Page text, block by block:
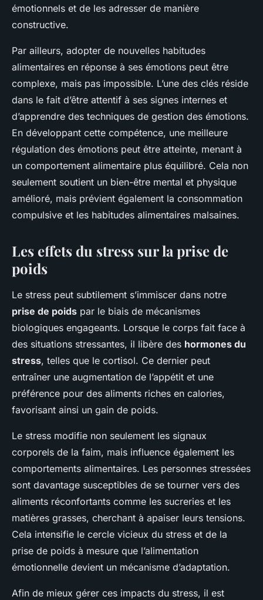
émotionnels et de les adresser de manière
constructive.
Par ailleurs, adopter de nouvelles habitudes
alimentaires en réponse à ses émotions peut être
complexe, mais pas impossible. L’une des clés réside
dans le fait d’être attentif à ses signes internes et
d’apprendre des techniques de gestion des émotions.
En développant cette compétence, une meilleure
régulation des émotions peut être atteinte, menant à
un comportement alimentaire plus équilibré. Cela non
seulement soutient un bien-être mental et physique
amélioré, mais prévient également la consommation
compulsive et les habitudes alimentaires malsaines.
Les effets du stress sur la prise de
poids
Le stress peut subtilement s’immiscer dans notre
prise de poids par le biais de mécanismes
biologiques engageants. Lorsque le corps fait face à
des situations stressantes, il libère des hormones du
stress, telles que le cortisol. Ce dernier peut
entraîner une augmentation de l’appétit et une
préférence pour des aliments riches en calories,
favorisant ainsi un gain de poids.
Le stress modifie non seulement les signaux
corporels de la faim, mais influence également les
comportements alimentaires. Les personnes stressées
sont davantage susceptibles de se tourner vers des
aliments réconfortants comme les sucreries et les
matières grasses, cherchant à apaiser leurs tensions.
Cela intensifie le cercle vicieux du stress et de la
prise de poids à mesure que l’alimentation
émotionnelle devient un mécanisme d’adaptation.
Afin de mieux gérer ces impacts du stress, il est